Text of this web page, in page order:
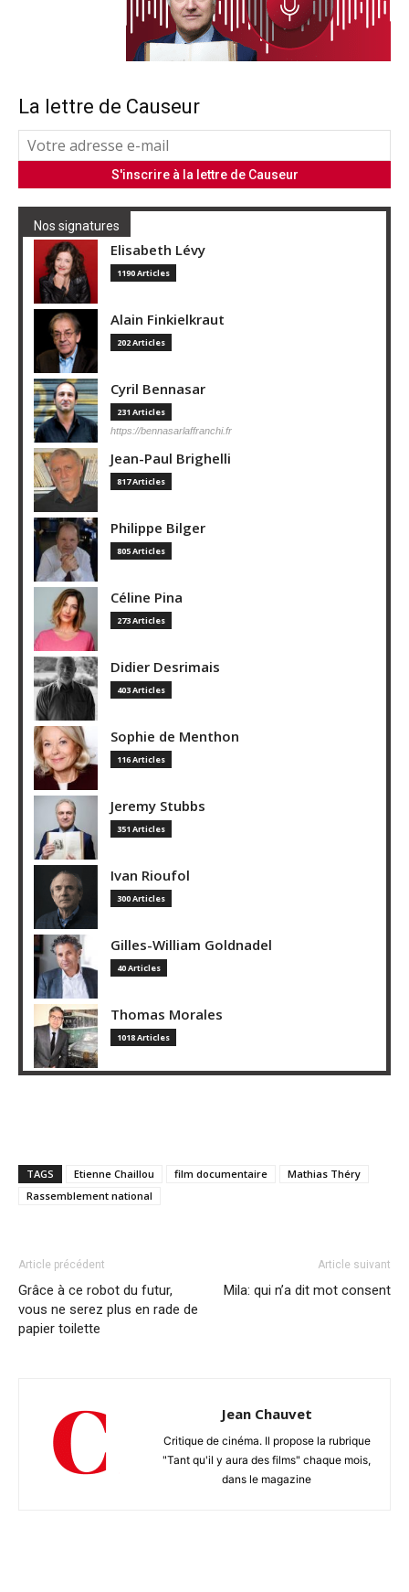
La lettre de Causeur
Nos signatures
Elisabeth Lévy
1190 Articles
Alain Finkielkraut
202 Articles
Cyril Bennasar
231 Articles
https://bennasarlaffranchi.fr
Jean-Paul Brighelli
817 Articles
Philippe Bilger
805 Articles
Céline Pina
273 Articles
Didier Desrimais
403 Articles
Sophie de Menthon
116 Articles
Jeremy Stubbs
351 Articles
Ivan Rioufol
300 Articles
Gilles-William Goldnadel
40 Articles
Thomas Morales
1018 Articles
TAGS Etienne Chaillou film documentaire
Mathias Théry
Rassemblement national
Article précédent
Grâce à ce robot du futur,
vous ne serez plus en rade de
papier toilette
Article suivant
Mila: qui n’a dit mot consent
Jean Chauvet
Critique de cinéma. Il propose la rubrique
"Tant qu'il y aura des films" chaque mois,
dans le magazine